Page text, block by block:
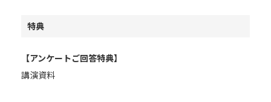
特典
【アンケートご回答特典】
講演資料